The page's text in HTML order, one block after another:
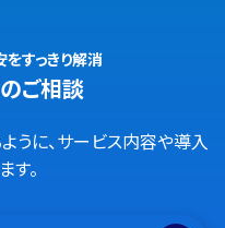
すっきり解消
ご相談
うに、サービス内容や導入
。